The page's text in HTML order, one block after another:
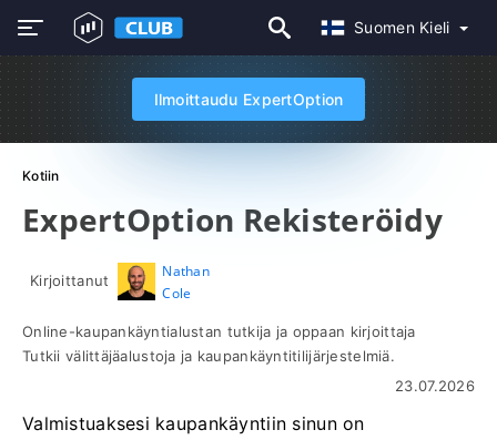
Suomen Kieli
Ilmoittaudu ExpertOption
Kotiin
ExpertOption Rekisteröidy
Kirjoittanut
Nathan
Cole
Online-kaupankäyntialustan tutkija ja oppaan kirjoittaja
Tutkii välittäjäalustoja ja kaupankäyntitilijärjestelmiä.
23.07.2026
Valmistuaksesi kaupankäyntiin sinun on